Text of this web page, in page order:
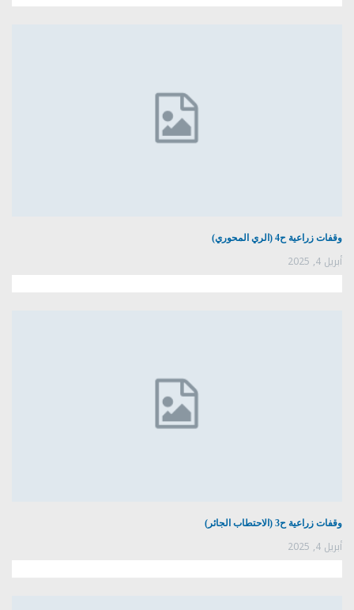
وقفات زراعية ح4 (الري المحوري)
أبريل 4, 2025
وقفات زراعية ح3 (الاحتطاب الجائر)
أبريل 4, 2025